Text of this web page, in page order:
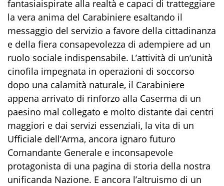
fantasiaispirate alla realtà e capaci di tratteggiare
la vera anima del Carabiniere esaltando il
messaggio del servizio a favore della cittadinanza
e della fiera consapevolezza di adempiere ad un
ruolo sociale indispensabile. L’attività di un’unità
cinofila impegnata in operazioni di soccorso
dopo una calamità naturale, il Carabiniere
appena arrivato di rinforzo alla Caserma di un
paesino mal collegato e molto distante dai centri
maggiori e dai servizi essenziali, la vita di un
Ufficiale dell’Arma, ancora ignaro futuro
Comandante Generale e inconsapevole
protagonista di una pagina di storia della nostra
unificanda Nazione. E ancora l’altruismo di un